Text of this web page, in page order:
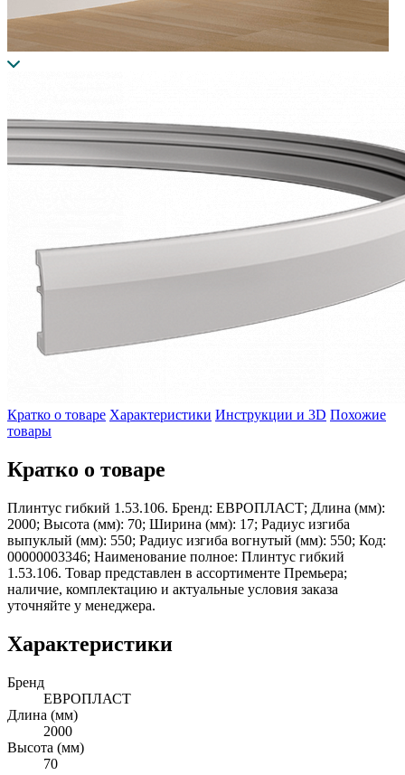
Кратко о товаре Характеристики Инструкции и 3D Похожие
товары
Кратко о товаре
Плинтус гибкий 1.53.106. Бренд: ЕВРОПЛАСТ; Длина (мм):
2000; Высота (мм): 70; Ширина (мм): 17; Радиус изгиба
выпуклый (мм): 550; Радиус изгиба вогнутый (мм): 550; Код:
00000003346; Наименование полное: Плинтус гибкий
1.53.106. Товар представлен в ассортименте Премьера;
наличие, комплектацию и актуальные условия заказа
уточняйте у менеджера.
Характеристики
Бренд
ЕВРОПЛАСТ
Длина (мм)
2000
Высота (мм)
70